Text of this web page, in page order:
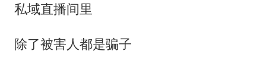
私域直播间里
除了被害人都是骗子